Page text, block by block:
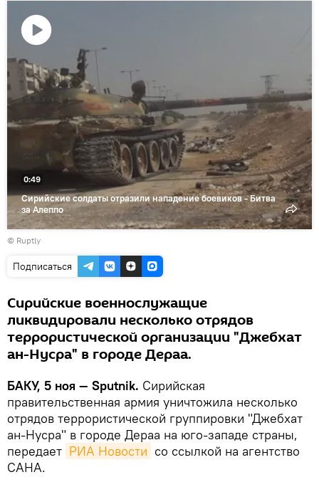
Воспроизвести
видео
Сирийские солдаты отразили нападение боевиков - Битва
за Алеппо
0:49
© Ruptly
Подписаться
Сирийские военнослужащие
ликвидировали несколько отрядов
террористической организации "Джебхат
ан-Нусра" в городе Дераа.
БАКУ, 5 ноя — Sputnik. Сирийская
правительственная армия уничтожила несколько
отрядов террористической группировки "Джебхат
ан-Нусра" в городе Дераа на юго-западе страны,
передает РИА Новости со ссылкой на агентство
САНА.